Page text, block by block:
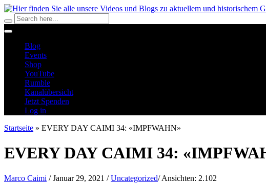
Blog
Events
Shop
YouTube
Rumble
Kanalübersicht
Jetzt Spenden
Log in
Startseite » EVERY DAY CAIMI 34: «IMPFWAHN»
EVERY DAY CAIMI 34:
Marco Caimi / Januar 29, 2021 / Uncategorized/ Ansichten: 2.102